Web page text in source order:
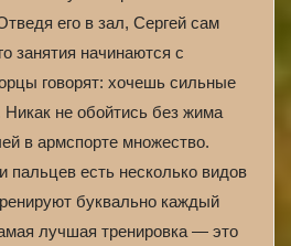
его в зал, Сергей сам
занятия начинаются с
говорят: хочешь сильные
Никак не обойтись без жима
в армспорте множество.
пальцев есть несколько видов
буквально каждый
лучшая тренировка — это